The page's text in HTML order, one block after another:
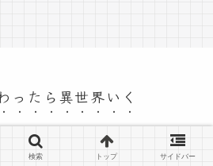
ったら異世界いく
れ変わったら異世界いく.
検索 トップ サイドバー